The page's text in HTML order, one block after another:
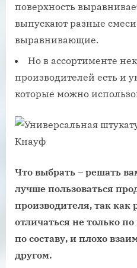
поверхность
выпускают разные
выравнивающие.
Но в ассортименте
производителей есть и
которые можно
Что выбрать – решать
лучше пользоваться
производителя, так как
отличаться не только
по составу, и плохо
другом.